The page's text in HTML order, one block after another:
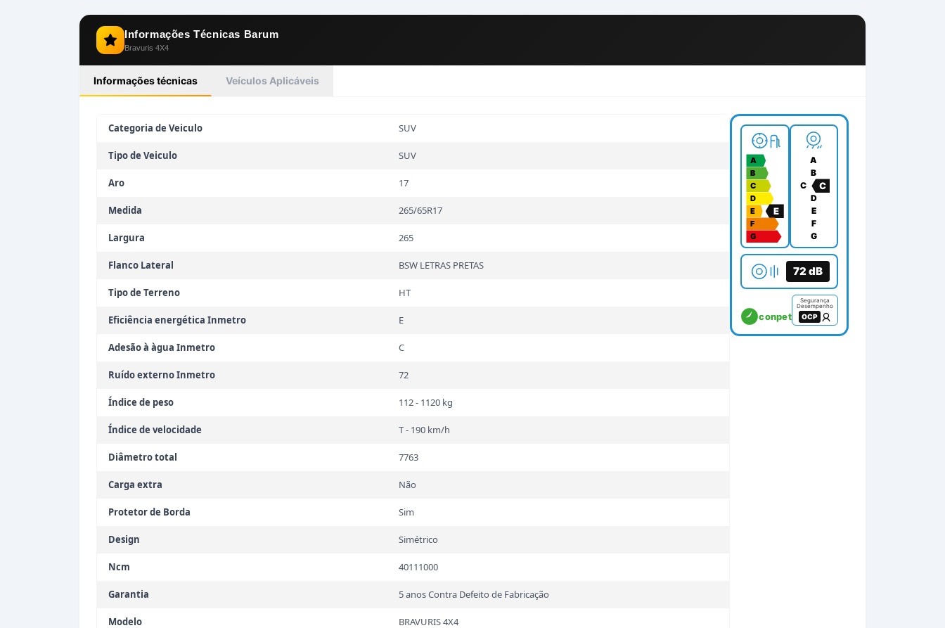
Informações Técnicas Barum
Bravuris 4X4
Informações técnicas Veículos Aplicáveis
Categoria de Veiculo SUV
Tipo de Veiculo SUV
Aro 17
Medida 265/65R17
Largura 265
Flanco Lateral BSW LETRAS PRETAS
Tipo de Terreno HT
Eficiência energética Inmetro E
Adesão à àgua Inmetro C
Ruído externo Inmetro 72
Índice de peso 112 - 1120 kg
Índice de velocidade T - 190 km/h
Diâmetro total 7763
Carga extra Não
Protetor de Borda Sim
Design Simétrico
Ncm 40111000
Garantia 5 anos Contra Defeito de Fabricação
Modelo BRAVURIS 4X4
A
B
C
D
E
E
F
G
A
B
C
C
D
E
F
G
72 dB
conpet
Segurança
Desempenho
OCP